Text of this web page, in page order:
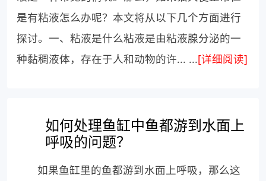
是有粘液怎么办呢？本文将从以下几个方面进行
探讨。一、粘液是什么粘液是由粘液腺分泌的一
种黏稠液体，存在于人和动物的许... ...[详细阅读]
如何处理鱼缸中鱼都游到水面上
呼吸的问题？
如果鱼缸里的鱼都游到水面上呼吸，那么这